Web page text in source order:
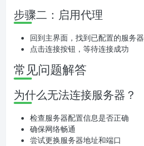
步骤二：启用代理
回到主界面，找到已配置的服务器
点击连接按钮，等待连接成功
常见问题解答
为什么无法连接服务器？
检查服务器配置信息是否正确
确保网络畅通
尝试更换服务器地址和端口